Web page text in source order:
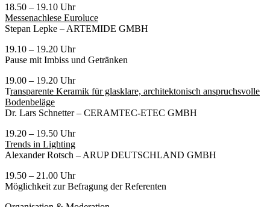
18.50 – 19.10 Uhr
Messenachlese Euroluce
Stepan Lepke – ARTEMIDE GMBH
19.10 – 19.20 Uhr
Pause mit Imbiss und Getränken
19.00 – 19.20 Uhr
Transparente Keramik für glasklare, architektonisch anspruchsvolle
Bodenbeläge
Dr. Lars Schnetter – CERAMTEC-ETEC GMBH
19.20 – 19.50 Uhr
Trends in Lighting
Alexander Rotsch – ARUP DEUTSCHLAND GMBH
19.50 – 21.00 Uhr
Möglichkeit zur Befragung der Referenten